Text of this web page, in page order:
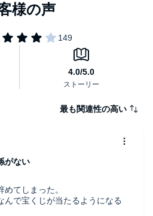
さに観察・分析したところ、占い以
バイスを始め、相談者の運勢が劇的
と二度と運勢が悪くならない」と評
となる。
気を呼んでいる。©2024 油井 秀允
最も関連性の高い
てしまった。
んで宝くじが当たるようになる
がない